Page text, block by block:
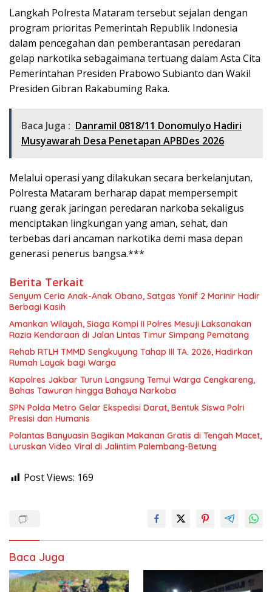
Langkah Polresta Mataram tersebut sejalan dengan
program prioritas Pemerintah Republik Indonesia
dalam pencegahan dan pemberantasan peredaran
gelap narkotika sebagaimana tertuang dalam Asta Cita
Pemerintahan Presiden Prabowo Subianto dan Wakil
Presiden Gibran Rakabuming Raka.
Baca Juga : Danramil 0818/11 Donomulyo Hadiri
Musyawarah Desa Penetapan APBDes 2026
Melalui operasi yang dilakukan secara berkelanjutan,
Polresta Mataram berharap dapat mempersempit
ruang gerak jaringan peredaran narkoba sekaligus
menciptakan lingkungan yang aman, sehat, dan
terbebas dari ancaman narkotika demi masa depan
generasi penerus bangsa.***
Berita Terkait
Senyum Ceria Anak-Anak Obano, Satgas Yonif 2 Marinir Hadir
Berbagi Kasih
Amankan Wilayah, Siaga Kompi II Polres Mesuji Laksanakan
Razia Kendaraan di Jalan Lintas Timur Simpang Pematang
Rehab RTLH TMMD Sengkuyung Tahap III TA. 2026, Hadirkan
Rumah Layak bagi Warga
Kapolres Jakbar Turun Langsung Temui Warga Cengkareng,
Bahas Tawuran hingga Bahaya Narkoba
SPN Polda Metro Gelar Ekspedisi Darat, Bentuk Siswa Polri
Presisi dan Humanis
Polantas Banyuasin Bagikan Makanan Gratis di Tengah Macet,
Luruskan Video Viral di Jalintim Palembang-Betung
Post Views: 169
Baca Juga